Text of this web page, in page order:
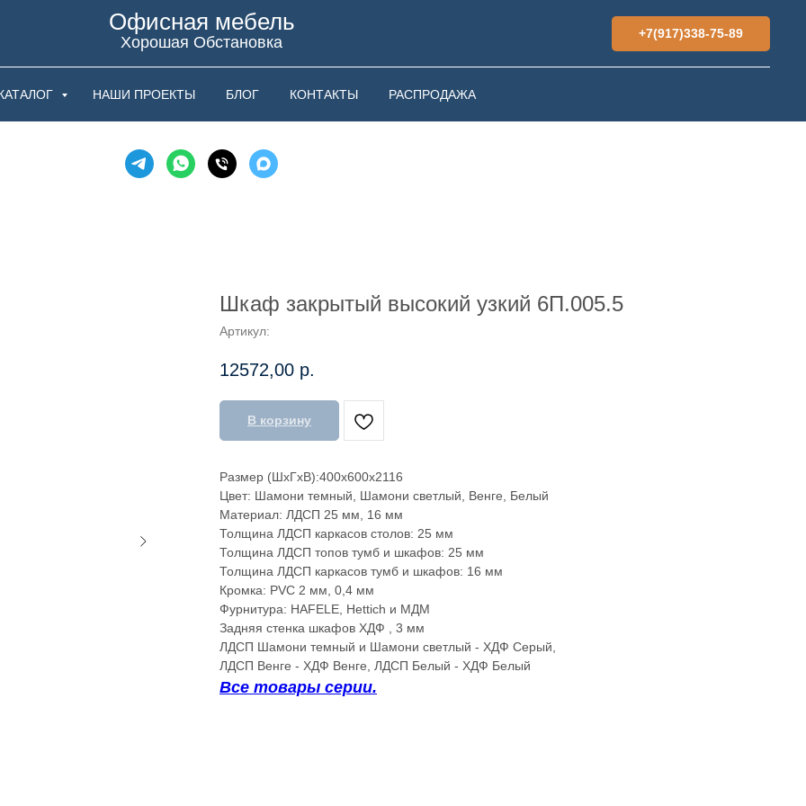
Офисная мебель
Хорошая Обстановка +7(917)338-75-89
НАШИ ПРОЕКТЫ БЛОГ КОНТАКТЫ РАСПРОДАЖА
Шкаф закрытый высокий узкий 6П.005.5
Артикул:
12572,00 р.
В корзину
Размер (ШхГхВ):400х600х2116
Цвет: Шамони темный, Шамони светлый, Венге, Белый
Материал: ЛДСП 25 мм, 16 мм
Толщина ЛДСП каркасов столов: 25 мм
Толщина ЛДСП топов тумб и шкафов: 25 мм
Толщина ЛДСП каркасов тумб и шкафов: 16 мм
Кромка: PVC 2 мм, 0,4 мм
Фурнитура: HAFELE, Hettich и МДМ
Задняя стенка шкафов ХДФ , 3 мм
ЛДСП Шамони темный и Шамони светлый - ХДФ Серый,
ЛДСП Венге - ХДФ Венге, ЛДСП Белый - ХДФ Белый
Все товары серии.